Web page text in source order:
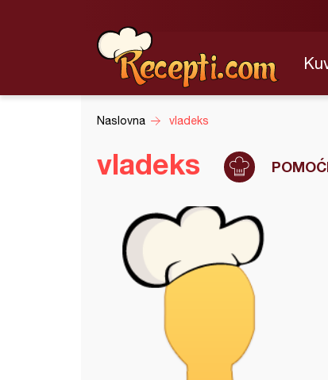
Naslovna vladeks
vladeks